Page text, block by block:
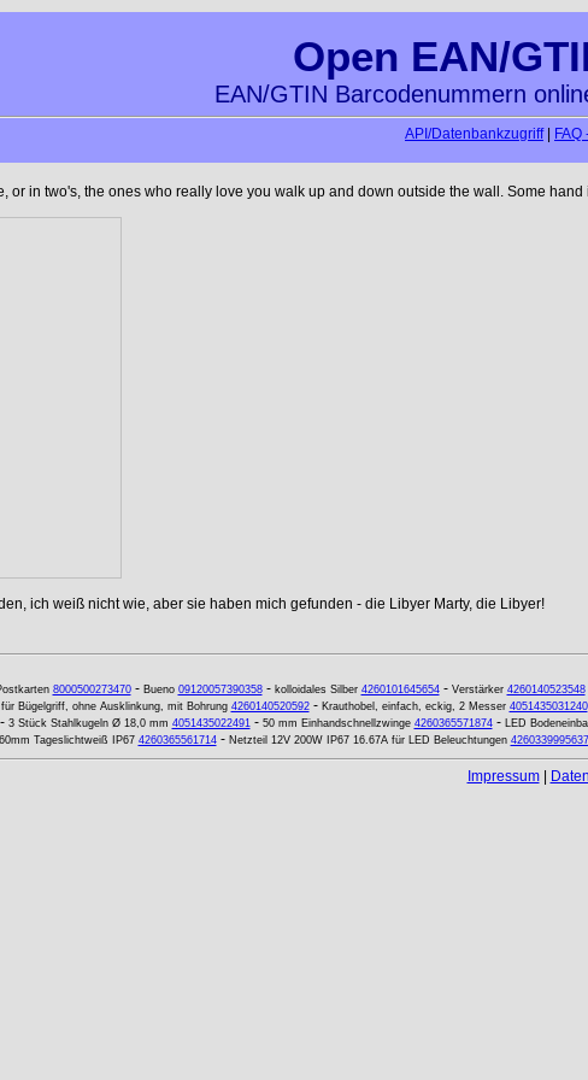
Open EAN/
EAN/GTIN Barcodenummern
API/Datenbankzugriff|
or in two's, the ones who really love you walk up and down outside the wall. Some
ich weiß nicht wie, aber sie haben mich gefunden - die Libyer Marty, die Libyer!
8000500273470- Bueno 09120057390358- kolloidales Silber 4260101645654- Verstärker 4260140523548
Bügelgriff, ohne Ausklinkung, mit Bohrung 4260140520592- Krauthobel, einfach, eckig, 2 Messer 4051435031240
3 Stück Stahlkugeln Ø 18,0 mm 4051435022491- 50 mm Einhandschnellzwinge 4260365571874- LED
Tageslichtweiß IP67 4260365561714- Netzteil 12V 200W IP67 16.67A für LED Beleuchtungen 4260339995637
Impressum|